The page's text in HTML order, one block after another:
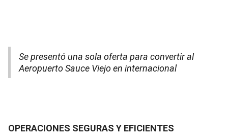
Se presentó una sola oferta para convertir al
Aeropuerto Sauce Viejo en internacional
OPERACIONES SEGURAS Y EFICIENTES